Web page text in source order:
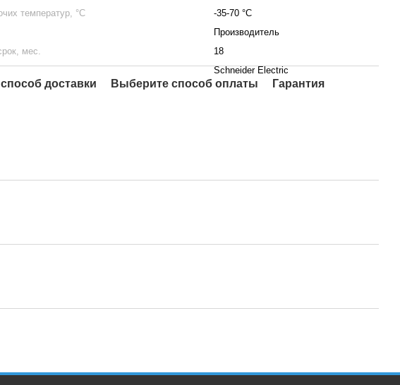
температур, °С
-35-70 °C
Производитель
мес.
18
Schneider Electric
доставки Выберите способ оплаты Гарантия